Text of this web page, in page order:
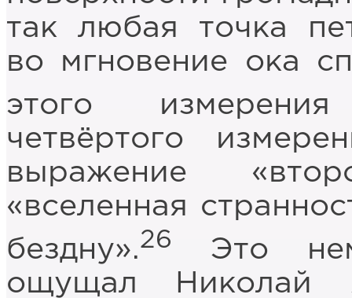
так любая точка
во мгновение ока
этого
четвёртого
выражение
«вселенная
бездну».26
Это
ощущал Николай